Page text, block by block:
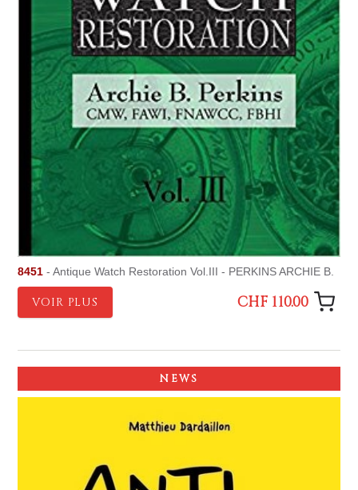
8451 - Antique Watch Restoration Vol.III - PERKINS ARCHIE B.
VOIR PLUS CHF 110.00